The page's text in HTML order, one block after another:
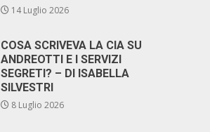
14 Luglio 2026
COSA SCRIVEVA LA CIA SU
ANDREOTTI E I SERVIZI
SEGRETI? – DI ISABELLA
SILVESTRI
8 Luglio 2026